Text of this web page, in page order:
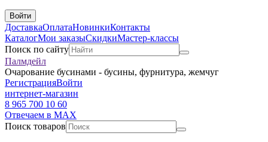
Войти
ДоставкаОплатаНовинкиКонтакты
КаталогМои заказыСкидкиМастер-классы
Поиск по сайту
Палмдейл
Очарование бусинами - бусины, фурнитура, жемчуг
РегистрацияВойти
интернет-магазин
8 965 700 10 60
Отвечаем в MAX
Поиск товаров